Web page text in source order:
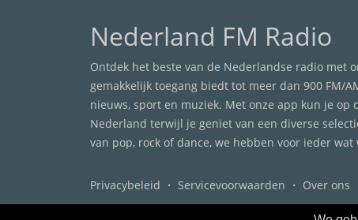
Nederland FM Radio
Ontdek het beste van de Nederlandse radio met
gemakkelijk toegang biedt tot meer dan 900 FM/
nieuws, sport en muziek. Met onze app kun je
Nederland terwijl je geniet van een diverse
van pop, rock of dance, we hebben voor ieder wat
Privacybeleid ・ Servicevoorwaarden ・ Over ons